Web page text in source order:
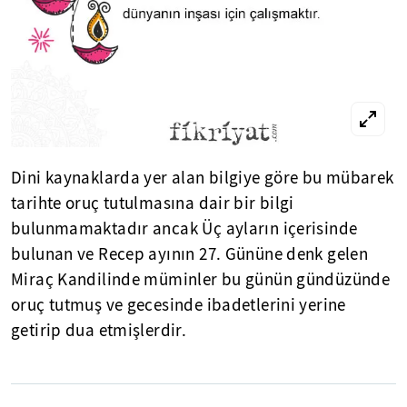
Dini kaynaklarda yer alan bilgiye göre bu mübarek
tarihte oruç tutulmasına dair bir bilgi
bulunmamaktadır ancak Üç ayların içerisinde
bulunan ve Recep ayının 27. Gününe denk gelen
Miraç Kandilinde müminler bu günün gündüzünde
oruç tutmuş ve gecesinde ibadetlerini yerine
getirip dua etmişlerdir.